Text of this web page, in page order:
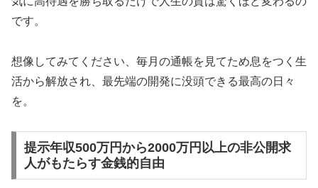
です。
想像してみてください、毎月の通帳を見てため息をつく生
活から解放され、最先端の開発に没頭できる最高の日々
を。
提示年収500万円から2000万円以上の非公開求
人がもたらす金銭的自由